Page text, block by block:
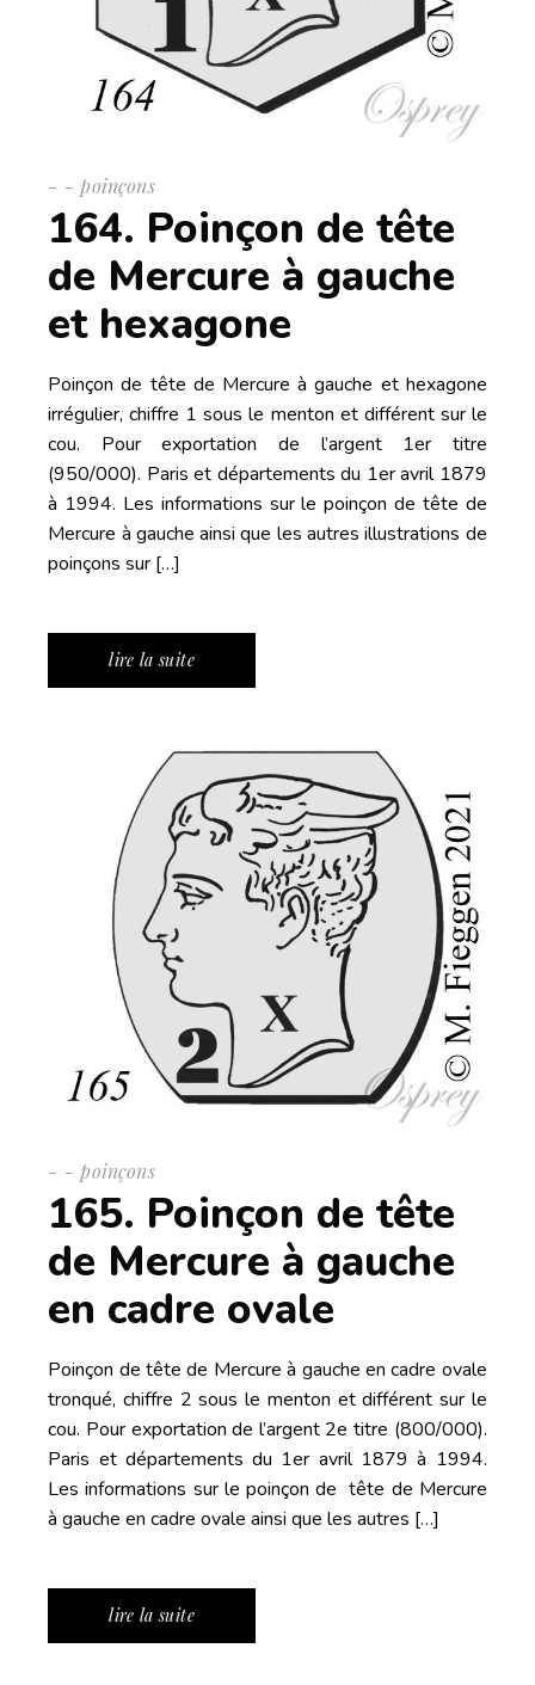
- poinçons
164. Poinçon de tête
de Mercure à gauche
et hexagone
Poinçon de tête de Mercure à gauche et hexagone
irrégulier, chiffre 1 sous le menton et différent sur le
cou. Pour exportation de l’argent 1er titre
(950/000). Paris et départements du 1er avril 1879
à 1994. Les informations sur le poinçon de tête de
Mercure à gauche ainsi que les autres illustrations de
poinçons sur […]
lire la suite
- poinçons
165. Poinçon de tête
de Mercure à gauche
en cadre ovale
Poinçon de tête de Mercure à gauche en cadre ovale
tronqué, chiffre 2 sous le menton et différent sur le
cou. Pour exportation de l’argent 2e titre (800/000).
Paris et départements du 1er avril 1879 à 1994.
Les informations sur le poinçon de tête de Mercure
à gauche en cadre ovale ainsi que les autres […]
lire la suite